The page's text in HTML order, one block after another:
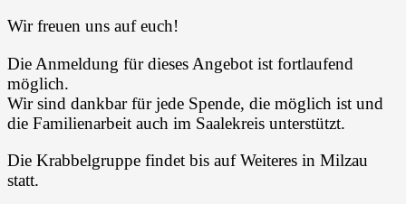
Wir freuen uns auf euch!
Die Anmeldung für dieses Angebot ist fortlaufend
möglich.
Wir sind dankbar für jede Spende, die möglich ist und
die Familienarbeit auch im Saalekreis unterstützt.
Die Krabbelgruppe findet bis auf Weiteres in Milzau
statt.